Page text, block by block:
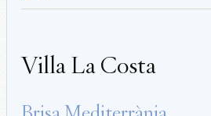
Villa La Costa
Brisa Mediterrània